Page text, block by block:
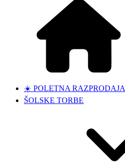
☀️ POLETNA RAZPRODAJA
ŠOLSKE TORBE